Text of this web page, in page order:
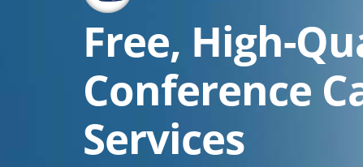
Free, High-
Conference
Services